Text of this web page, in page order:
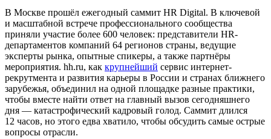
В Москве прошёл ежегодный саммит HR Digital. В ключевой
и масштабной встрече профессионального сообщества
приняли участие более 600 человек: представители HR-
департаментов компаний 64 регионов страны, ведущие
эксперты рынка, опытные спикеры, а также партнёры
мероприятия. hh.ru, как крупнейший сервис интернет-
рекрутмента и развития карьеры в России и странах ближнего
зарубежья, объединил на одной площадке разные практики,
чтобы вместе найти ответ на главный вызов сегодняшнего
дня — катастрофический кадровый голод. Саммит длился
12 часов, но этого едва хватило, чтобы обсудить самые острые
вопросы отрасли.